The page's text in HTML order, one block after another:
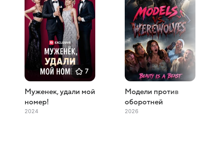
7
Муженек, удали мой
номер!
2024
Модели против
оборотней
2026